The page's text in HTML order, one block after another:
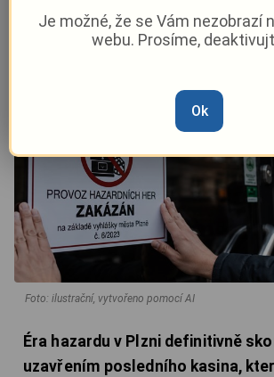
Foto: ilustrační, vytvořeno pomocí AI
Éra hazardu v Plzni definitivně
uzavřením posledního kasina,
Je možné, že se Vám nezobrazí
webu. Prosíme,
Ok